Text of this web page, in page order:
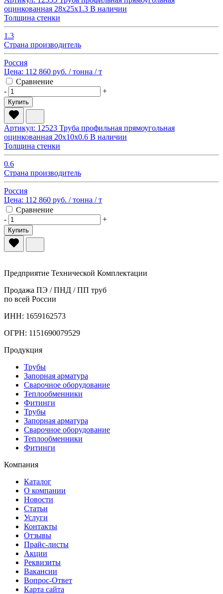
оцинкованная 28х25х1.3 В наличии
Толщина стенки
1.3
Страна производитель
Россия
Цена: 112 860 руб. / тонна / т
Сравнение
-
+
Купить
Артикул: 12523 Труба профильная прямоугольная
оцинкованная 20х10х0.6 В наличии
Толщина стенки
0.6
Страна производитель
Россия
Цена: 112 860 руб. / тонна / т
Сравнение
-
+
Купить
Предприятие Технической Комплектации
Продажа ПЭ / ПНД / ПП труб
по всей России
ИНН: 1659162573
ОГРН: 1151690079529
Продукция
Трубы
Запорная арматура
Сварочное оборудование
Теплообменники
Фитинги
Трубы
Запорная арматура
Сварочное оборудование
Теплообменники
Фитинги
Компания
Каталог
О компании
Новости
Статьи
Услуги
Контакты
Отзывы
Прайс-листы
Акции
Реквизиты
Вакансии
Вопрос-Ответ
Карта сайта